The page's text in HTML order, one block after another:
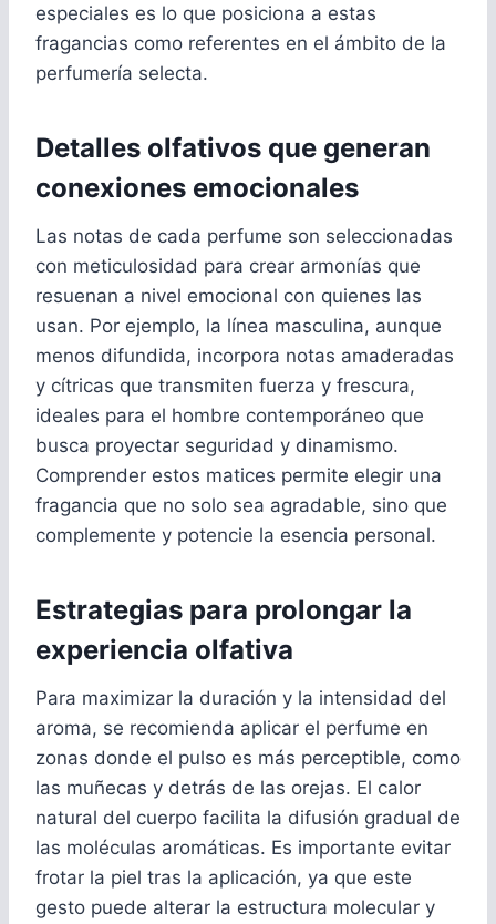
especiales es lo que posiciona a estas
fragancias como referentes en el ámbito de la
perfumería selecta.
Detalles olfativos que generan
conexiones emocionales
Las notas de cada perfume son seleccionadas
con meticulosidad para crear armonías que
resuenan a nivel emocional con quienes las
usan. Por ejemplo, la línea masculina, aunque
menos difundida, incorpora notas amaderadas
y cítricas que transmiten fuerza y frescura,
ideales para el hombre contemporáneo que
busca proyectar seguridad y dinamismo.
Comprender estos matices permite elegir una
fragancia que no solo sea agradable, sino que
complemente y potencie la esencia personal.
Estrategias para prolongar la
experiencia olfativa
Para maximizar la duración y la intensidad del
aroma, se recomienda aplicar el perfume en
zonas donde el pulso es más perceptible, como
las muñecas y detrás de las orejas. El calor
natural del cuerpo facilita la difusión gradual de
las moléculas aromáticas. Es importante evitar
frotar la piel tras la aplicación, ya que este
gesto puede alterar la estructura molecular y